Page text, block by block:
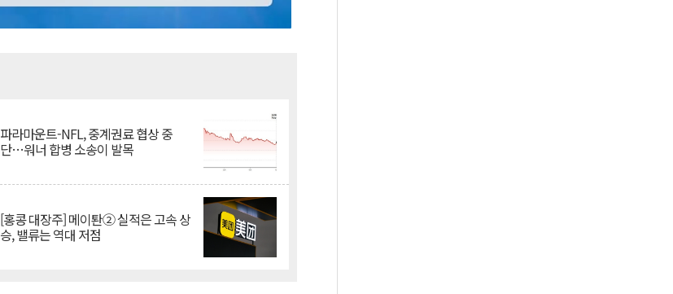
파라마운트-NFL, 중계권료 협상 중
단…워너 합병 소송이 발목
[홍콩 대장주] 메이퇀② 실적은 고속 상
승, 밸류는 역대 저점